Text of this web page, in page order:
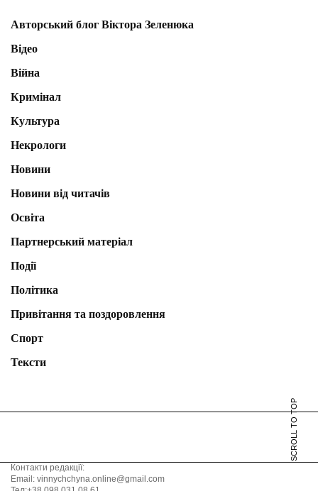
Авторський блог Віктора Зеленюка
Відео
Війна
Кримінал
Культура
Некрологи
Новини
Новини від читачів
Освіта
Партнерський матеріал
Події
Політика
Привітання та поздоровлення
Спорт
Тексти
SCROLL TO TOP
Контакти редакції:
Email: vinnychchyna.online@gmail.com